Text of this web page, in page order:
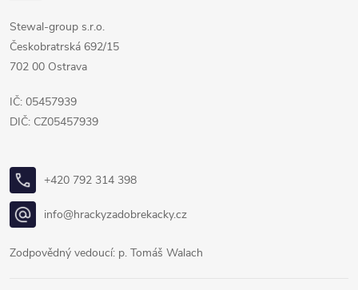
Stewal-group s.r.o.
Českobratrská 692/15
702 00 Ostrava
IČ: 05457939
DIČ: CZ05457939
+420 792 314 398
info@hrackyzadobrekacky.cz
Zodpovědný vedoucí: p. Tomáš Walach